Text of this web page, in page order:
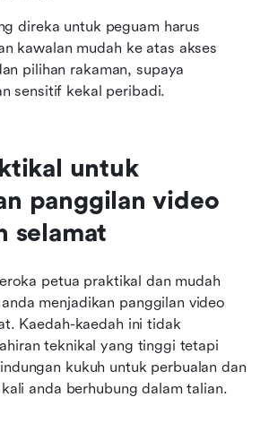
direka untuk peguam harus
kawalan mudah ke atas akses
pilihan rakaman, supaya
sensitif kekal peribadi.
untuk
panggilan video
selamat
petua praktikal dan mudah
menjadikan panggilan video
Kaedah-kaedah ini tidak
teknikal yang tinggi tetapi
kukuh untuk perbualan dan
anda berhubung dalam talian.